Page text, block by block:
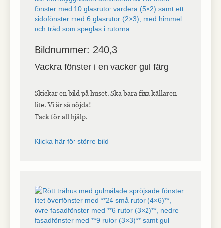
Bildnummer: 240,3
Vackra fönster i en vacker gul färg
Skickar en bild på huset. Ska bara fixa källaren
lite. Vi är så nöjda!
Tack för all hjälp.
Klicka här för större bild